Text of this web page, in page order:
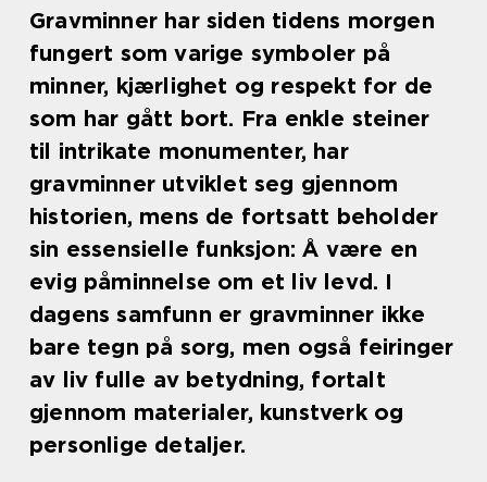
Gravminner har siden tidens morgen
fungert som varige symboler på
minner, kjærlighet og respekt for de
som har gått bort. Fra enkle steiner
til intrikate monumenter, har
gravminner utviklet seg gjennom
historien, mens de fortsatt beholder
sin essensielle funksjon: Å være en
evig påminnelse om et liv levd. I
dagens samfunn er gravminner ikke
bare tegn på sorg, men også feiringer
av liv fulle av betydning, fortalt
gjennom materialer, kunstverk og
personlige detaljer.